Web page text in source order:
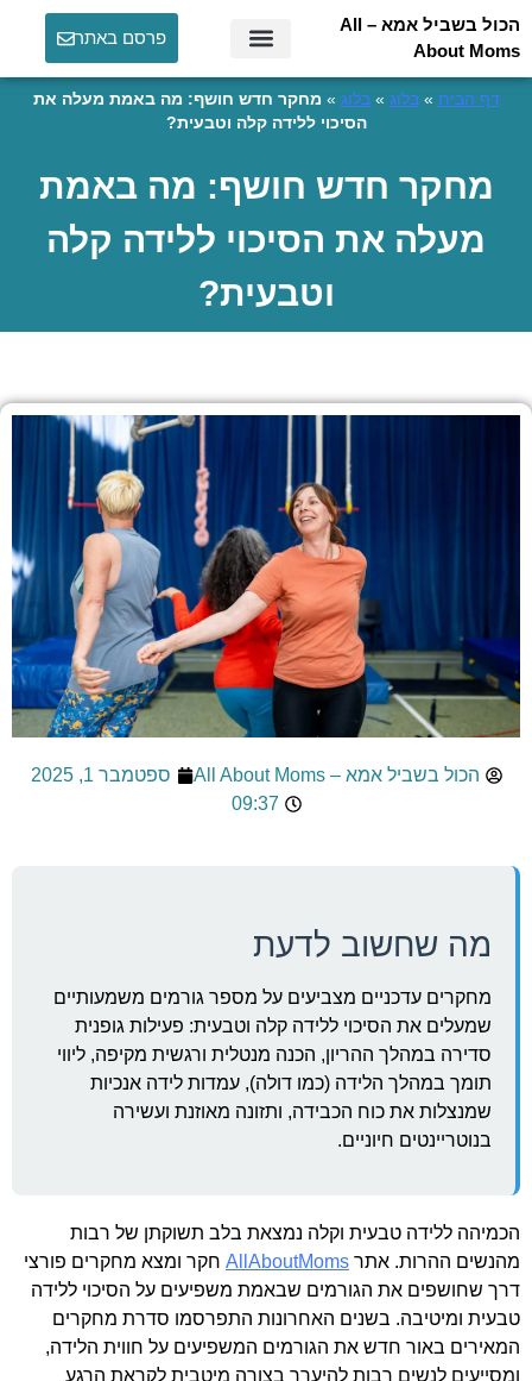
הכול בשביל אמא – All
About Moms
פרסם באתר
דף הבית »בלוג »בלוג » מחקר חדש חושף: מה באמת מעלה את
הסיכוי ללידה קלה וטבעית?
מחקר חדש חושף: מה באמת
מעלה את הסיכוי ללידה קלה
וטבעית?
הכול בשביל אמא – All About Moms
ספטמבר 1, 2025
09:37
מה שחשוב לדעת
מחקרים עדכניים מצביעים על מספר גורמים משמעותיים
שמעלים את הסיכוי ללידה קלה וטבעית: פעילות גופנית
סדירה במהלך ההריון, הכנה מנטלית ורגשית מקיפה, ליווי
תומך במהלך הלידה (כמו דולה), עמדות לידה אנכיות
שמנצלות את כוח הכבידה, ותזונה מאוזנת ועשירה
בנוטריינטים חיוניים.
הכמיהה ללידה טבעית וקלה נמצאת בלב תשוקתן של רבות
מהנשים ההרות. אתר AllAboutMoms חקר ומצא מחקרים פורצי
דרך שחושפים את הגורמים שבאמת משפיעים על הסיכוי ללידה
טבעית ומיטיבה. בשנים האחרונות התפרסמו סדרת מחקרים
המאירים באור חדש את הגורמים המשפיעים על חווית הלידה,
ומסייעים לנשים רבות להיערך בצורה מיטבית לקראת הרגע